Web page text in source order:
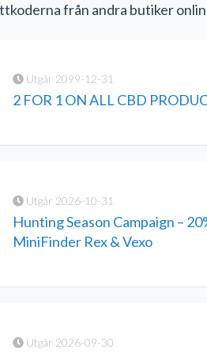
från andra butiker
Utgår 2099-12-31
2 FOR 1 ON ALL CBD
Utgår 2026-10-31
Hunting Season Campaign –
MiniFinder Rex & Vexo
Utgår 2026-09-30